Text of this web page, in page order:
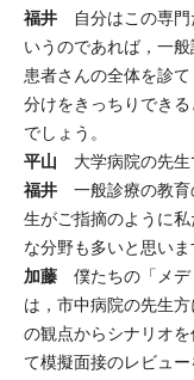
福井 自分はこの専門
いうのであれば，一
患者さんの全体を診
分けをきっちりできる
でしょう。
平山 大学病院の先生
福井 一般診療の教育
生がご指摘のように
な分野も多いと思いま
加藤 僕たちの「メデ
は，市中病院の先生
の観点からシナリオ
て模擬面接のレビュ